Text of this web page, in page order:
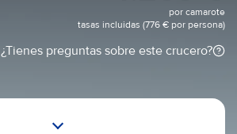
por camarote
tasas incluidas (776 € por persona)
¿Tienes preguntas sobre este crucero?